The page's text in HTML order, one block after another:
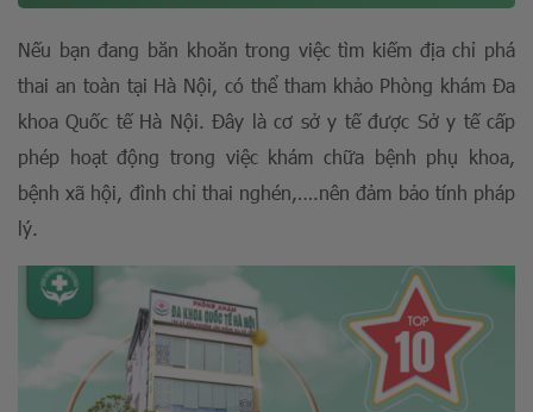
Nếu bạn đang băn khoăn trong việc tìm kiếm địa chỉ phá
thai an toàn tại Hà Nội, có thể tham khảo Phòng khám Đa
khoa Quốc tế Hà Nội. Đây là cơ sở y tế được Sở y tế cấp
phép hoạt động trong việc khám chữa bệnh phụ khoa,
bệnh xã hội, đình chỉ thai nghén,….nên đảm bảo tính pháp
lý.